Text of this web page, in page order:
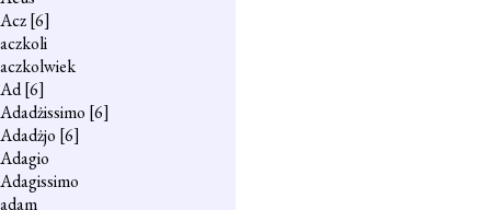
Acz[6]
aczkoli
aczkolwiek
Ad[6]
Adadżissimo [6]
Adadżjo [6]
Adagio
Adagissimo
adam